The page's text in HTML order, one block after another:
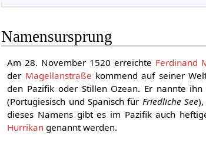
Namensursprung
Am 28. November 1520 erreichte Ferdinand
der Magellanstraße kommend auf seiner
den Pazifik oder Stillen Ozean. Er nannte ihn
(Portugiesisch und Spanisch für Friedliche See
dieses Namens gibt es im Pazifik auch
Hurrikan genannt werden.